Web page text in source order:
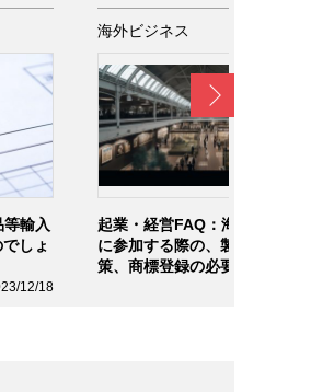
輸入
しょ
12/18
海外ビジネス
起業・経営FAQ：海外の展示
に参加する際の、製品の模倣対
策、商標登録の必要性などにつ